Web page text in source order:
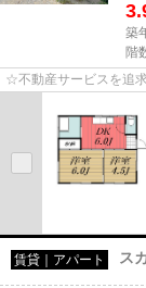
築
階
☆不動産サービスを追
賃貸｜アパート ス